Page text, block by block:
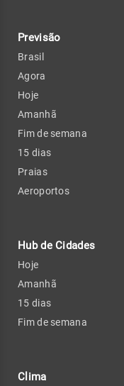
Previsão
Brasil
Agora
Hoje
Amanhã
Fim de semana
15 dias
Praias
Aeroportos
Hub de Cidades
Hoje
Amanhã
15 dias
Fim de semana
Clima